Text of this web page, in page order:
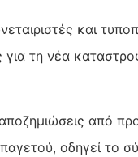
και
τη νέα
από
οδηγεί το